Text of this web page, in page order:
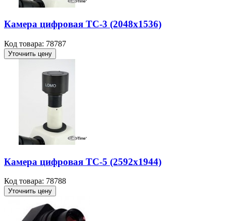
Камера цифровая ТС-3 (2048x1536)
Код товара: 78787
Уточнить цену
Камера цифровая ТС-5 (2592x1944)
Код товара: 78788
Уточнить цену